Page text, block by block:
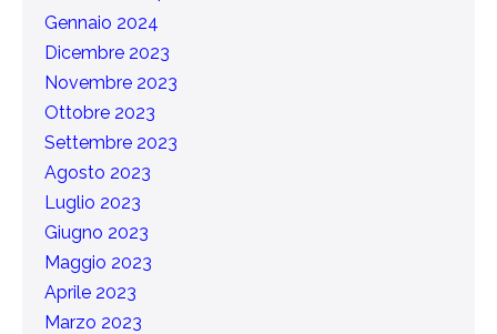
Gennaio 2024
Dicembre 2023
Novembre 2023
Ottobre 2023
Settembre 2023
Agosto 2023
Luglio 2023
Giugno 2023
Maggio 2023
Aprile 2023
Marzo 2023